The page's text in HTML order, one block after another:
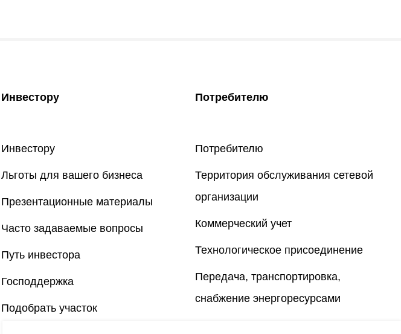
Инвестору
Инвестору
Льготы для вашего бизнеса
Презентационные материалы
Часто задаваемые вопросы
Путь инвестора
Господдержка
Подобрать участок
Потребителю
Потребителю
Территория обслуживания сетевой
организации
Коммерческий учет
Технологическое присоединение
Передача, транспортировка,
снабжение энергоресурсами